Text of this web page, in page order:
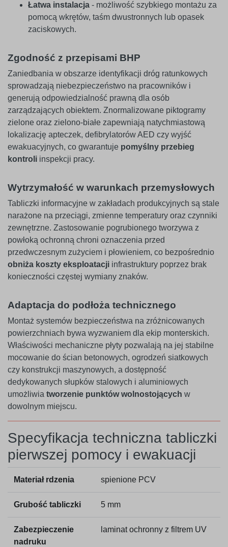
Łatwa instalacja - możliwość szybkiego montażu za
pomocą wkrętów, taśm dwustronnych lub opasek
zaciskowych.
Zgodność z przepisami BHP
Zaniedbania w obszarze identyfikacji dróg ratunkowych
sprowadzają niebezpieczeństwo na pracowników i
generują odpowiedzialność prawną dla osób
zarządzających obiektem. Znormalizowane piktogramy
zielone oraz zielono-białe zapewniają natychmiastową
lokalizację apteczek, defibrylatorów AED czy wyjść
ewakuacyjnych, co gwarantuje pomyślny przebieg
kontroli inspekcji pracy.
Wytrzymałość w warunkach przemysłowych
Tabliczki informacyjne w zakładach produkcyjnych są stale
narażone na przeciągi, zmienne temperatury oraz czynniki
zewnętrzne. Zastosowanie pogrubionego tworzywa z
powłoką ochronną chroni oznaczenia przed
przedwczesnym zużyciem i płowieniem, co bezpośrednio
obniża koszty eksploatacji infrastruktury poprzez brak
konieczności częstej wymiany znaków.
Adaptacja do podłoża technicznego
Montaż systemów bezpieczeństwa na zróżnicowanych
powierzchniach bywa wyzwaniem dla ekip monterskich.
Właściwości mechaniczne płyty pozwalają na jej stabilne
mocowanie do ścian betonowych, ogrodzeń siatkowych
czy konstrukcji maszynowych, a dostępność
dedykowanych słupków stalowych i aluminiowych
umożliwia tworzenie punktów wolnostojących w
dowolnym miejscu.
Specyfikacja techniczna tabliczki
pierwszej pomocy i ewakuacji
Materiał rdzenia spienione PCV
Grubość tabliczki 5 mm
Zabezpieczenie
nadruku
laminat ochronny z filtrem UV